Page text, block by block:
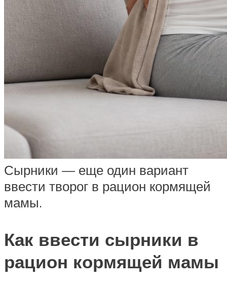
Сырники — еще один вариант
ввести творог в рацион кормящей
мамы.
Как ввести сырники в
рацион кормящей мамы